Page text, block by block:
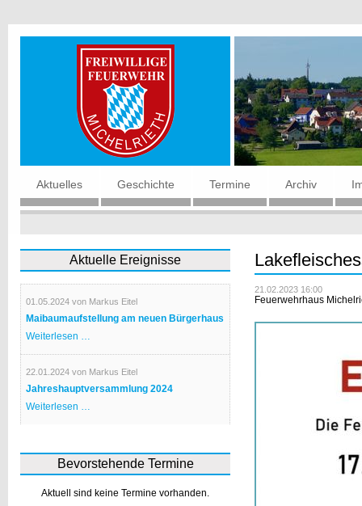
Navigation
überspringen
Aktuelles Geschichte Termine Archiv
21.02.2023 16:00
Feuerwehrhaus
Aktuelle Ereignisse
01.05.2024 von Markus Eitel
Maibaumaufstellung am neuen Bürgerhaus
Weiterlesen …
neuen
Bürgerhaus
22.01.2024 von Markus Eitel
Jahreshauptversammlung 2024
Weiterlesen …
Bevorstehende Termine
Aktuell sind keine Termine vorhanden.